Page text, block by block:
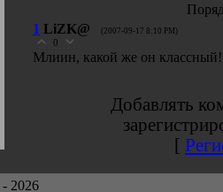
1 LiZK@ (2007-09-17 8:10 PM)
0
Млиин, какой же он
Добавлять
[
2026